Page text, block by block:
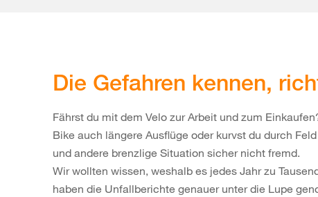
Die Gefahren kennen,
Fährst du mit dem Velo zur Arbeit und zum
Bike auch längere Ausflüge oder kurvst du durch
und andere brenzlige Situation sicher nicht fremd.
Wir wollten wissen, weshalb es jedes Jahr zu
haben die Unfallberichte genauer unter die Lupe